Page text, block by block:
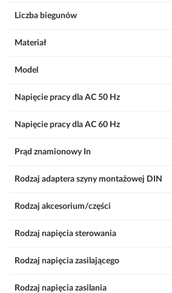
Liczba biegunów
Materiał
Model
Napięcie pracy dla AC 50 Hz
Napięcie pracy dla AC 60 Hz
Prąd znamionowy In
Rodzaj adaptera szyny montażowej DIN
Rodzaj akcesorium/części
Rodzaj napięcia sterowania
Rodzaj napięcia zasilającego
Rodzaj napięcia zasilania